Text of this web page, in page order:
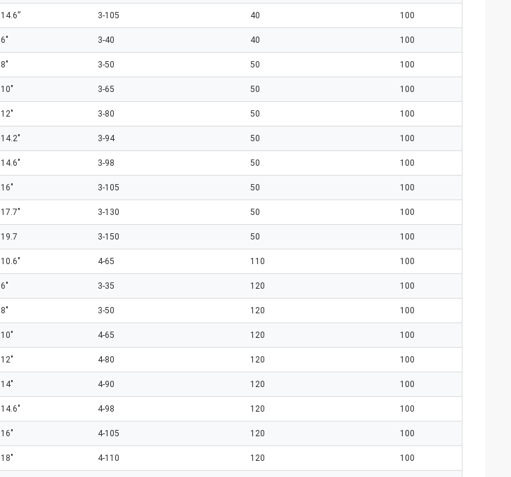
14.6” 3-105 40 100
6" 3-40 40 100
8" 3-50 50 100
10" 3-65 50 100
12" 3-80 50 100
14.2" 3-94 50 100
14.6" 3-98 50 100
16" 3-105 50 100
17.7" 3-130 50 100
19.7 3-150 50 100
10.6" 4-65 110 100
6" 3-35 120 100
8" 3-50 120 100
10" 4-65 120 100
12" 4-80 120 100
14" 4-90 120 100
14.6" 4-98 120 100
16" 4-105 120 100
18" 4-110 120 100